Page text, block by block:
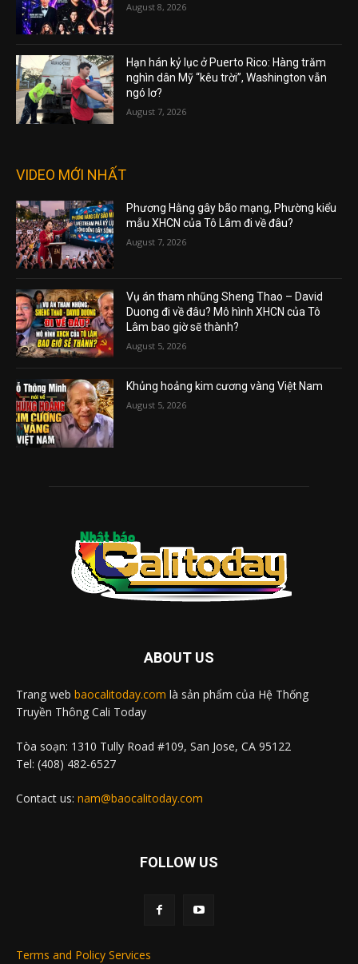
August 8, 2026
Hạn hán kỷ lục ở Puerto Rico: Hàng trăm
nghìn dân Mỹ “kêu trời”, Washington vẫn
ngó lơ?
August 7, 2026
VIDEO MỚI NHẤT
Phương Hằng gây bão mạng, Phường kiểu
mẫu XHCN của Tô Lâm đi về đâu?
August 7, 2026
Vụ án tham nhũng Sheng Thao – David
Duong đi về đâu? Mô hình XHCN của Tô
Lâm bao giờ sẽ thành?
August 5, 2026
Khủng hoảng kim cương vàng Việt Nam
August 5, 2026
ABOUT US
Trang web baocalitoday.com là sản phẩm của Hệ Thống
Truyền Thông Cali Today
Tòa soạn: 1310 Tully Road #109, San Jose, CA 95122
Tel: (408) 482-6527
Contact us: nam@baocalitoday.com
FOLLOW US
Terms and Policy Services